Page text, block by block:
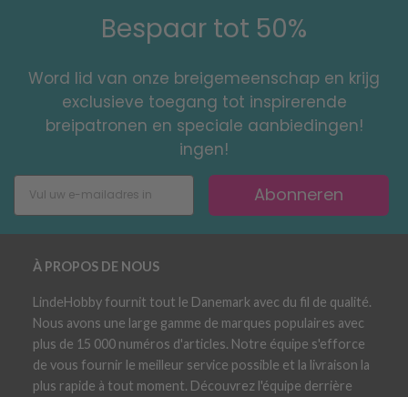
Bespaar tot 50%
Word lid van onze breigemeenschap en krijg
exclusieve toegang tot inspirerende
breipatronen en speciale aanbiedingen!
ingen!
Abonneren
À PROPOS DE NOUS
LindeHobby fournit tout le Danemark avec du fil de qualité.
Nous avons une large gamme de marques populaires avec
plus de 15 000 numéros d'articles. Notre équipe s'efforce
de vous fournir le meilleur service possible et la livraison la
plus rapide à tout moment. Découvrez l'équipe derrière